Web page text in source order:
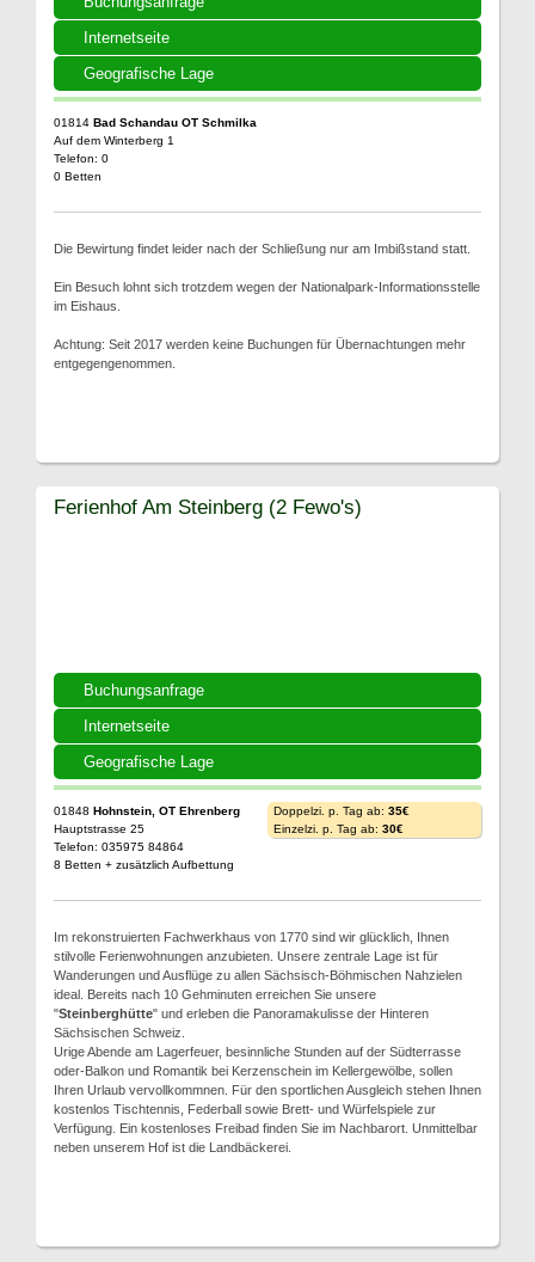
Internetseite
Geografische Lage
01814 Bad Schandau OT Schmilka
Auf dem Winterberg 1
Telefon: 0
0 Betten
Die Bewirtung findet leider nach der Schließung nur am Imbißstand statt.
Ein Besuch lohnt sich trotzdem wegen der Nationalpark-Informationsstelle
im Eishaus.
Achtung: Seit 2017 werden keine Buchungen für Übernachtungen mehr
entgegengenommen.
Buchungsanfrage
Internetseite
Geografische Lage
Ferienhof Am Steinberg (2 Fewo's)
01848 Hohnstein, OT Ehrenberg
Hauptstrasse 25
Telefon: 035975 84864
8 Betten + zusätzlich Aufbettung
Doppelzi. p. Tag ab: 35€
Einzelzi. p. Tag ab: 30€
Im rekonstruierten Fachwerkhaus von 1770 sind wir glücklich, Ihnen
stilvolle Ferienwohnungen anzubieten. Unsere zentrale Lage ist für
Wanderungen und Ausflüge zu allen Sächsisch-Böhmischen Nahzielen
ideal. Bereits nach 10 Gehminuten erreichen Sie unsere
"Steinberghütte" und erleben die Panoramakulisse der Hinteren
Sächsischen Schweiz.
Urige Abende am Lagerfeuer, besinnliche Stunden auf der Südterrasse
oder-Balkon und Romantik bei Kerzenschein im Kellergewölbe, sollen
Ihren Urlaub vervollkommnen. Für den sportlichen Ausgleich stehen Ihnen
kostenlos Tischtennis, Federball sowie Brett- und Würfelspiele zur
Verfügung. Ein kostenloses Freibad finden Sie im Nachbarort. Unmittelbar
neben unserem Hof ist die Landbäckerei.